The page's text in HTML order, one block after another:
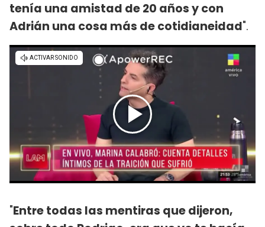
tenía una amistad de 20 años y con
Adrián una cosa más de cotidianeidad".
"Entre todas las mentiras que dijeron,